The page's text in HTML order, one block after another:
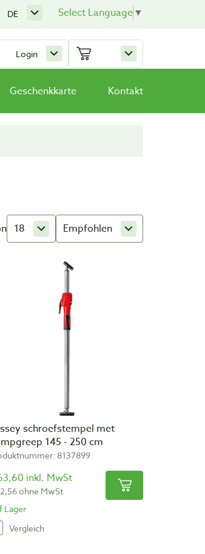
Select Language▼
DE
Login
Geschenkkarte Kontakt
18 Empfohlen
schroefstempel met
145 - 250 cm
8137899
inkl. MwSt
ohne MwSt
Lager
Vergleich